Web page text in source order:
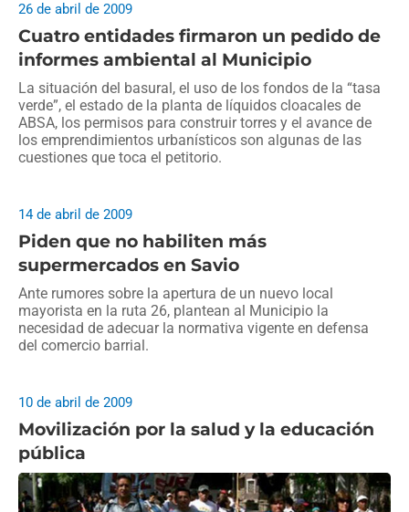
Cuatro entidades firmaron un pedido de
informes ambiental al Municipio
26 de abril de 2009
La situación del basural, el uso de los fondos de la “tasa
verde”, el estado de la planta de líquidos cloacales de
ABSA, los permisos para construir torres y el avance de
los emprendimientos urbanísticos son algunas de las
cuestiones que toca el petitorio.
Piden que no habiliten más
supermercados en Savio
14 de abril de 2009
Ante rumores sobre la apertura de un nuevo local
mayorista en la ruta 26, plantean al Municipio la
necesidad de adecuar la normativa vigente en defensa
del comercio barrial.
Movilización por la salud y la educación
pública
10 de abril de 2009